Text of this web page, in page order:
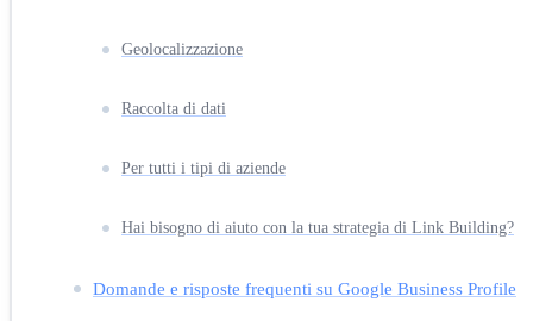
Geolocalizzazione
Raccolta di dati
Per tutti i tipi di aziende
Hai bisogno di aiuto con la tua strategia di Link Building?
Domande e risposte frequenti su Google Business Profile